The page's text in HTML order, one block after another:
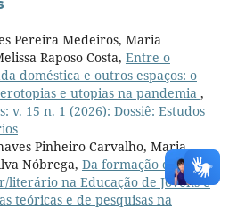
Pereira Medeiros, Maria
Raposo Costa, Entre o
doméstica e outros espaços: o
e utopias na pandemia ,
v. 15 n. 1 (2026): Dossiê: Estudos
Pinheiro Carvalho, Maria
Nóbrega, Da formação docente
literário na Educação de Jovens e
teóricas e de pesquisas na